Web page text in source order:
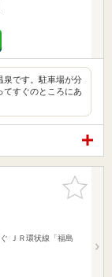
泉です。駐車場が分
てすぐのところにあ
お気に入
りに追加
ＪＲ環状線「福島